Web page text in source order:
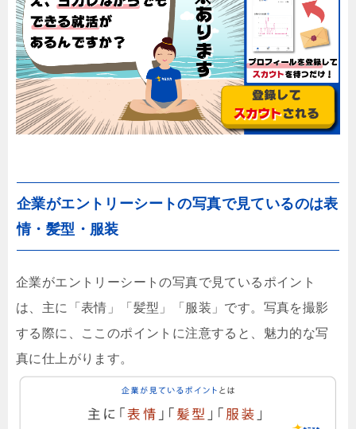
企業がエントリーシートの写真で見ているのは表
情・髪型・服装
企業がエントリーシートの写真で見ているポイント
は、主に「表情」「髪型」「服装」です。写真を撮影
する際に、ここのポイントに注意すると、魅力的な写
真に仕上がります。